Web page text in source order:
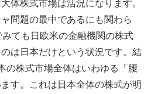
体株式市場は活況になります。
問題の最中であるにも関わら
ても日欧米の金融機関の株式
は日本だけという状況です。結
の株式市場全体はいわゆる「腰
す。これは日本全体の株式が明